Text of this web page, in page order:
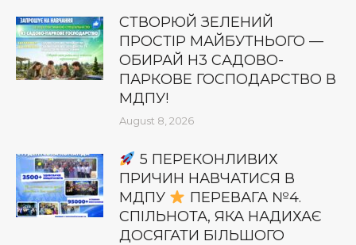
СТВОРЮЙ ЗЕЛЕНИЙ
ПРОСТІР МАЙБУТНЬОГО —
ОБИРАЙ Н3 САДОВО-
ПАРКОВЕ ГОСПОДАРСТВО В
МДПУ!
August 8, 2026
5 ПЕРЕКОНЛИВИХ
ПРИЧИН НАВЧАТИСЯ В
МДПУ
ПЕРЕВАГА №4.
СПІЛЬНОТА, ЯКА НАДИХАЄ
ДОСЯГАТИ БІЛЬШОГО